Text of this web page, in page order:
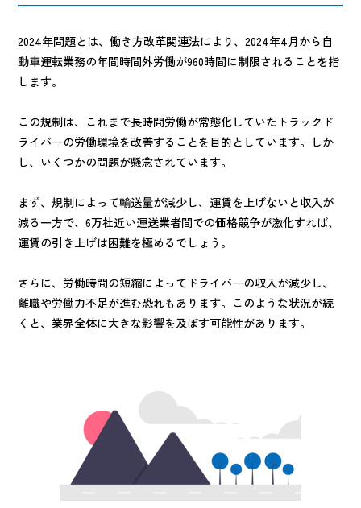
2024年問題とは、働き方改革関連法により、2024年4月から自
動車運転業務の年間時間外労働が960時間に制限されることを指
します。
この規制は、これまで長時間労働が常態化していたトラックド
ライバーの労働環境を改善することを目的としています。しか
し、いくつかの問題が懸念されています。
まず、規制によって輸送量が減少し、運賃を上げないと収入が
減る一方で、6万社近い運送業者間での価格競争が激化すれば、
運賃の引き上げは困難を極めるでしょう。
さらに、労働時間の短縮によってドライバーの収入が減少し、
離職や労働力不足が進む恐れもあります。このような状況が続
くと、業界全体に大きな影響を及ぼす可能性があります。